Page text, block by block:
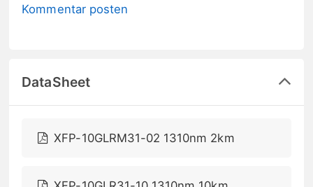
Kommentar posten
DataSheet
XFP-10GLRM31-02 1310nm 2km